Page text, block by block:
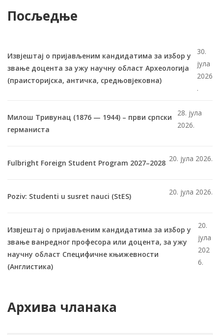
Посљедње
Извјештај о пријављеним кандидатима за избор у
звање доцента за ужу научну област Археологија
(праисторијска, античка, средњовјековна)
30.
јула
2026
.
Милош Тривунац (1876 — 1944) – први српски
германиста
28. јула
2026.
Fulbright Foreign Student Program 2027–2028 20. јула 2026.
Poziv: Studenti u susret nauci (StES) 20. јула 2026.
Извјештај о пријављеним кандидатима за избор у
звање ванредног професора или доцента, за ужу
научну област Специфичне књижевности
(Англистика)
20.
јула
202
6.
Архива чланака